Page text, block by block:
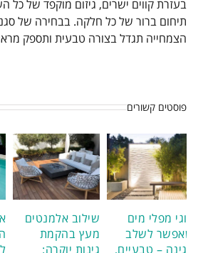
בעזרת קווים ישרים, גיזום מוקפד של כל
תיחום ברור של כל חלקה. בבחירה של
הצמחייה תגדל בצורה טבעית ותספק
פוסטים קשורים
שילוב אלמנטים
מעץ בהקמת
גינות יוקרה:
סוגי מפלי מים
שאפשר לשלב
בגינה – טבעיים,